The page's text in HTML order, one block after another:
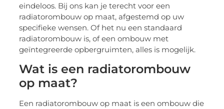
eindeloos. Bij ons kan je terecht voor een
radiatorombouw op maat, afgestemd op uw
specifieke wensen. Of het nu een standaard
radiatorombouw is, of een ombouw met
geïntegreerde opbergruimten, alles is mogelijk.
Wat is een radiatorombouw
op maat?
Een radiatorombouw op maat is een ombouw die